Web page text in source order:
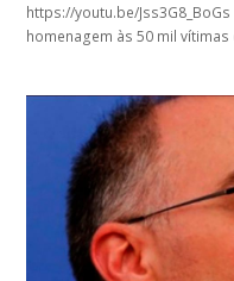
https://youtu.be/
homenagem às 50 mil